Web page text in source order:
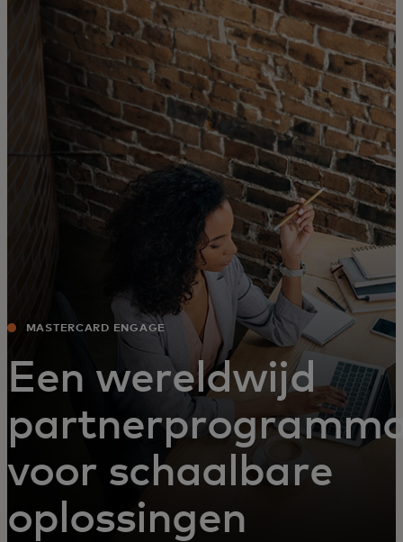
Voor jou
Zakelijk
Voor de wereld
Voor vernieuwers
Nieuws en trends
MASTERCARD ENGAGE
Een wereldwijd
voor schaalbare
oplossingen